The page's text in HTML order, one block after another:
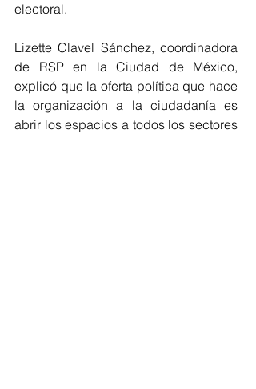
electoral.
Lizette Clavel Sánchez, coordinadora
de RSP en la Ciudad de México,
explicó que la oferta política que hace
la organización a la ciudadanía es
abrir los espacios a todos los sectores